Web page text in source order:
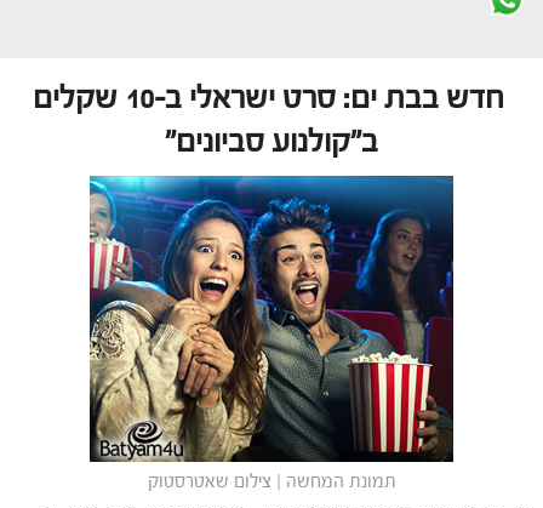
חדש בבת ים: סרט ישראלי ב-10 שקלים
ב"קולנוע סביונים"
תמונת המחשה | צילום שאטרסטוק